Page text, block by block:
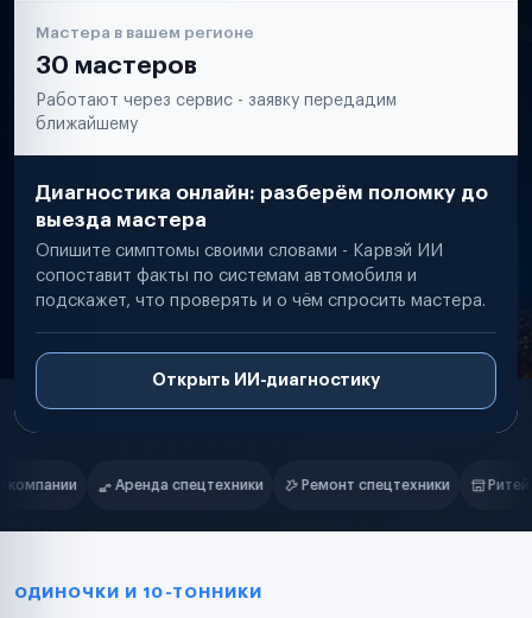
Мастера в вашем регионе
30 мастеров
Работают через сервис - заявку передадим
ближайшему
Диагностика онлайн: разберём поломку до
выезда мастера
Опишите симптомы своими словами - Карвэй ИИ
сопоставит факты по системам автомобиля и
подскажет, что проверять и о чём спросить мастера.
Открыть ИИ-диагностику
Нам доверяют
Ремонт спецтехники Ритейл-сети Управляющие
Маркетплейсы
Таксопарки
ОДИНОЧКИ И 10-ТОННИКИ